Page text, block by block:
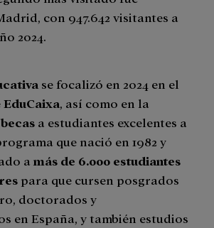
con 947.642 visitantes a
2024.
se focalizó en 2024 en el
EduCaixa , así como en la
becas a estudiantes excelentes a
que nació en 1982 y
a más de 6.000 estudiantes
para que cursen posgrados
doctorados y
en España, y también estudios